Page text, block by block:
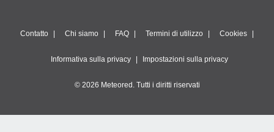
Contatto Chi siamo FAQ Termini di utilizzo Cookies
Informativa sulla privacy Impostazioni sulla privacy
© 2026 Meteored. Tutti i diritti riservati